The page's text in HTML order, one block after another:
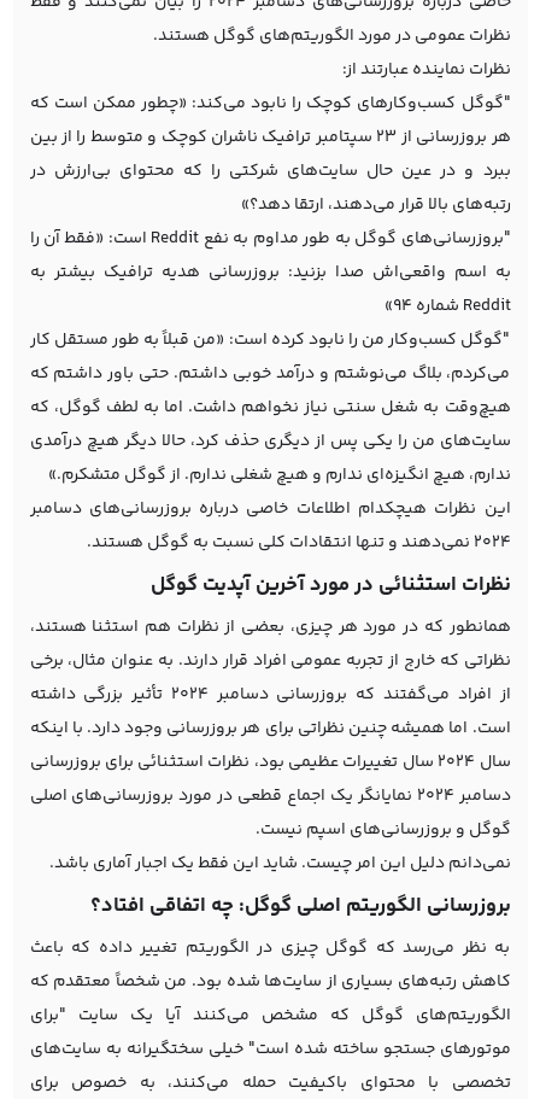
نظرات عمومی در مورد الگوریتم‌های گوگل هستند.
نظرات نماینده عبارتند از:
"گوگل کسب‌وکارهای کوچک را نابود می‌کند: «چطور ممکن است که
هر بروزرسانی از 23 سپتامبر ترافیک ناشران کوچک و متوسط را از بین
ببرد و در عین حال سایت‌های شرکتی را که محتوای بی‌ارزش در
رتبه‌های بالا قرار می‌دهند، ارتقا دهد؟»
"بروزرسانی‌های گوگل به طور مداوم به نفع Reddit است: «فقط آن را
به اسم واقعی‌اش صدا بزنید: بروزرسانی هدیه ترافیک بیشتر به
Reddit شماره 94»
"گوگل کسب‌وکار من را نابود کرده است: «من قبلاً به طور مستقل کار
می‌کردم، بلاگ می‌نوشتم و درآمد خوبی داشتم. حتی باور داشتم که
هیچ‌وقت به شغل سنتی نیاز نخواهم داشت. اما به لطف گوگل، که
سایت‌های من را یکی پس از دیگری حذف کرد، حالا دیگر هیچ درآمدی
ندارم، هیچ انگیزه‌ای ندارم و هیچ شغلی ندارم. از گوگل متشکرم.»
این نظرات هیچکدام اطلاعات خاصی درباره بروزرسانی‌های دسامبر
2024 نمی‌دهند و تنها انتقادات کلی نسبت به گوگل هستند.
نظرات استثنائی در مورد آخرین آپدیت گوگل
همانطور که در مورد هر چیزی، بعضی از نظرات هم استثنا هستند،
نظراتی که خارج از تجربه عمومی افراد قرار دارند. به عنوان مثال، برخی
از افراد می‌گفتند که بروزرسانی دسامبر 2024 تأثیر بزرگی داشته
است. اما همیشه چنین نظراتی برای هر بروزرسانی وجود دارد. با اینکه
سال 2024 سال تغییرات عظیمی بود، نظرات استثنائی برای بروزرسانی
دسامبر 2024 نمایانگر یک اجماع قطعی در مورد بروزرسانی‌های اصلی
گوگل و بروزرسانی‌های اسپم نیست.
نمی‌دانم دلیل این امر چیست. شاید این فقط یک اجبار آماری باشد.
بروزرسانی الگوریتم اصلی گوگل: چه اتفاقی افتاد؟
به نظر می‌رسد که گوگل چیزی در الگوریتم تغییر داده که باعث
کاهش رتبه‌های بسیاری از سایت‌ها شده بود. من شخصاً معتقدم که
الگوریتم‌های گوگل که مشخص می‌کنند آیا یک سایت "برای
موتورهای جستجو ساخته شده است" خیلی سختگیرانه به سایت‌های
تخصصی با محتوای باکیفیت حمله می‌کنند، به خصوص برای